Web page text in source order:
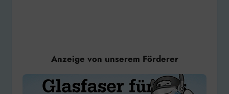
Anzeige von unserem Förderer